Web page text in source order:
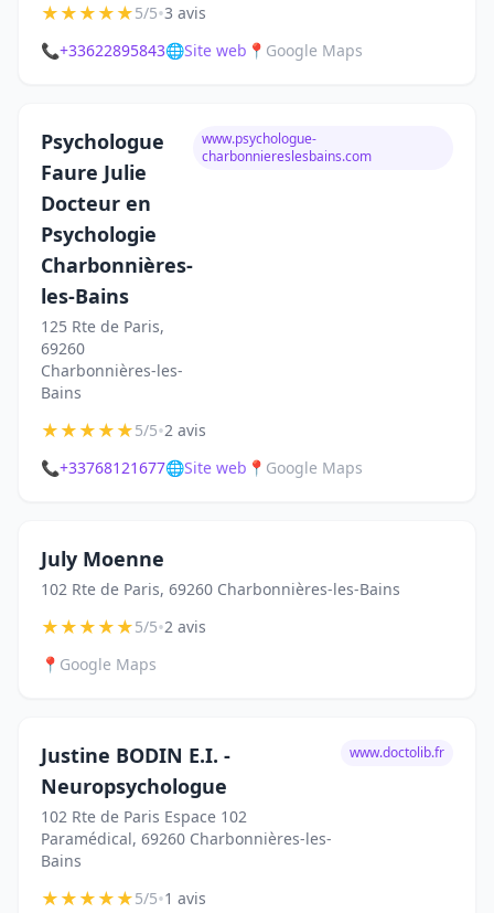
★★★★★5/5•3 avis
📞+33622895843🌐Site web 📍 Google Maps
Psychologue
Faure Julie
Docteur en
Psychologie
Charbonnières-
les-Bains
125 Rte de Paris,
69260
Charbonnières-les-
Bains
www.psychologue-
charbonniereslesbains.com
★★★★★5/5•2 avis
📞+33768121677🌐Site web 📍 Google Maps
July Moenne
102 Rte de Paris, 69260 Charbonnières-les-Bains
★★★★★5/5•2 avis
📍 Google Maps
Justine BODIN E.I. -
Neuropsychologue
102 Rte de Paris Espace 102
Paramédical, 69260 Charbonnières-les-
Bains
www.doctolib.fr
★★★★★5/5•1 avis